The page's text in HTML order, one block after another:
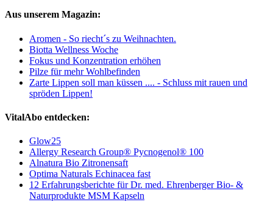
Aus unserem Magazin:
Aromen - So riecht´s zu Weihnachten.
Biotta Wellness Woche
Fokus und Konzentration erhöhen
Pilze für mehr Wohlbefinden
Zarte Lippen soll man küssen .... - Schluss mit rauen und
spröden Lippen!
VitalAbo entdecken:
Glow25
Allergy Research Group® Pycnogenol® 100
Alnatura Bio Zitronensaft
Optima Naturals Echinacea fast
12 Erfahrungsberichte für Dr. med. Ehrenberger Bio- &
Naturprodukte MSM Kapseln